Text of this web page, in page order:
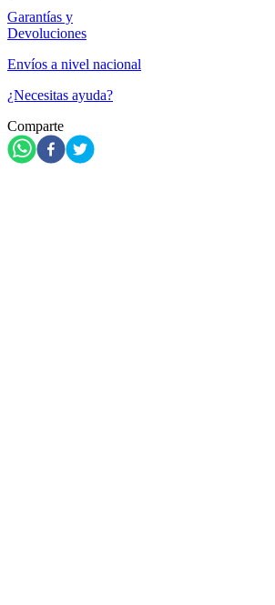
Garantías y
Devoluciones
Envíos a nivel nacional
¿Necesitas ayuda?
Comparte